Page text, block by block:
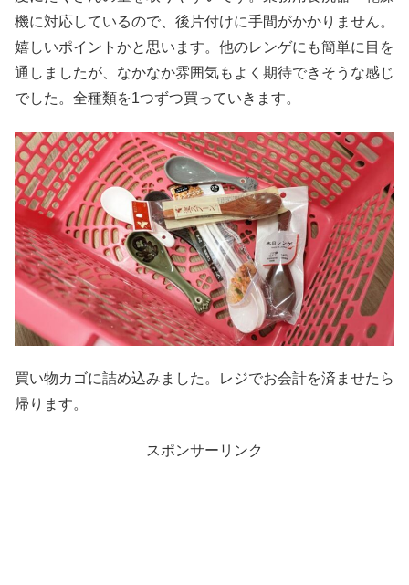
機に対応しているので、後片付けに手間がかかりません。
嬉しいポイントかと思います。他のレンゲにも簡単に目を
通しましたが、なかなか雰囲気もよく期待できそうな感じ
でした。全種類を1つずつ買っていきます。
買い物カゴに詰め込みました。レジでお会計を済ませたら
帰ります。
スポンサーリンク